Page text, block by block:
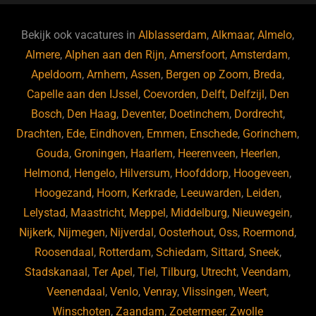
b
o
o
k
ky dI
n
Bekijk ook vacatures inAlblasserdam,Alkmaar,Almelo,
Almere,Alphen aan den Rijn,Amersfoort,Amsterdam,
Apeldoorn,Arnhem,Assen, Bergen op Zoom, Breda,
Capelle aan den IJssel , Coevorden, Delft, Delfzijl , Den
Bosch, Den Haag, Deventer, Doetinchem, Dordrecht,
Drachten, Ede, Eindhoven, Emmen, Enschede, Gorinchem,
Gouda, Groningen, Haarlem, Heerenveen, Heerlen,
Helmond, Hengelo, Hilversum, Hoofddorp, Hoogeveen,
Hoogezand, Hoorn, Kerkrade, Leeuwarden, Leiden,
Lelystad, Maastricht, Meppel , Middelburg, Nieuwegein,
Nijkerk, Nijmegen, Nijverdal , Oosterhout, Oss, Roermond,
Roosendaal , Rotterdam, Schiedam, Sittard, Sneek,
Stadskanaal ,Ter Apel ,Tiel ,Tilburg, Utrecht,Veendam,
Veenendaal ,Venlo,Venray,Vlissingen,Weert,
Winschoten,Zaandam,Zoetermeer,Zwolle